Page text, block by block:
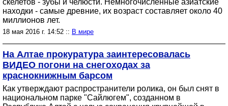
скелетов - зубы и челюсти. Немногочисленные азиатские
находки - самые древние, их возраст составляет около 40
миллионов лет.
18 мая 2016 г. 14:52 :: В мире
На Алтае прокуратура заинтересовалась
ВИДЕО погони на снегоходах за
краснокнижным барсом
Как утверждают распространители ролика, он был снят в
национальном парке "Сайлюгем", созданном в